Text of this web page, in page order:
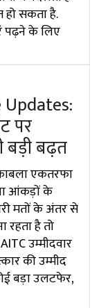
सकता है.
पढ़ने के लिए
पर
बड़ी बढ़त
एकतरफा
आंकड़ों के
मतों के अंतर से
है तो
उम्मीदवार
की उम्मीद
बड़ा उलटफेर,